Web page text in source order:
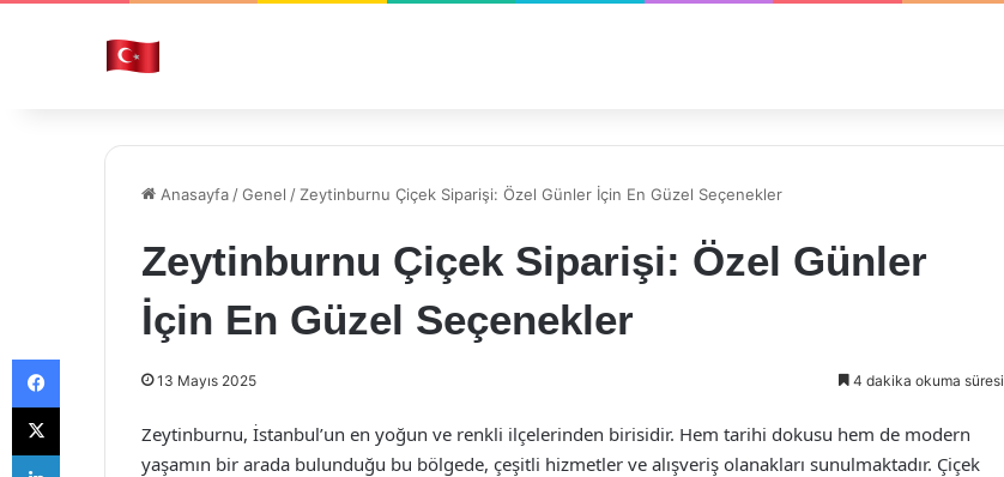
Anasayfa /Genel / Zeytinburnu Çiçek Siparişi: Özel Günler İçin En Güzel Seçenekler
Zeytinburnu Çiçek Siparişi: Özel Günler
İçin En Güzel Seçenekler
13 Mayıs 2025 4 dakika okuma süresi
Zeytinburnu, İstanbul’un en yoğun ve renkli ilçelerinden birisidir. Hem tarihi dokusu hem de modern
yaşamın bir arada bulunduğu bu bölgede, çeşitli hizmetler ve alışveriş olanakları sunulmaktadır. Çiçek
Facebook
X
LinkedIn